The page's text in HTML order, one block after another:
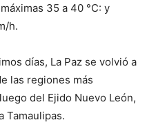
35 a 40 °C: y
h.
días, La Paz se volvió a
las regiones más
del Ejido Nuevo León,
Tamaulipas.